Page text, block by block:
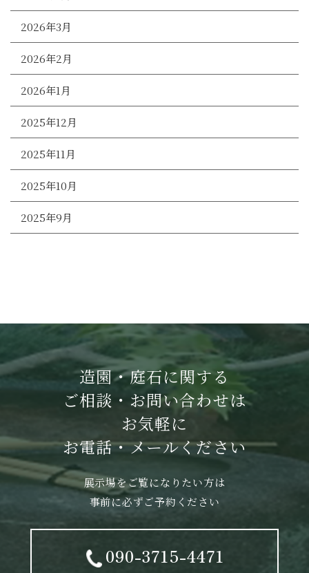
2026年3月
2026年2月
2026年1月
2025年12月
2025年11月
2025年10月
2025年9月
造園・庭石に関する
ご相談・お問い合わせは
お気軽に
お電話・メールください
展示場をご覧になりたい方は
事前に必ずご予約ください
090-3715-4471